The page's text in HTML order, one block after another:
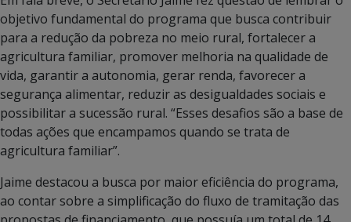
objetivo fundamental do programa que busca contribuir
para a redução da pobreza no meio rural, fortalecer a
agricultura familiar, promover melhoria na qualidade de
vida, garantir a autonomia, gerar renda, favorecer a
segurança alimentar, reduzir as desigualdades sociais e
possibilitar a sucessão rural. “Esses desafios são a base de
todas ações que encampamos quando se trata de
agricultura familiar”.
Jaime destacou a busca por maior eficiência do programa,
ao contar sobre a simplificação do fluxo de tramitação das